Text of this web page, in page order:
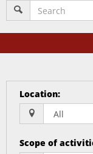
Location:
Scope of